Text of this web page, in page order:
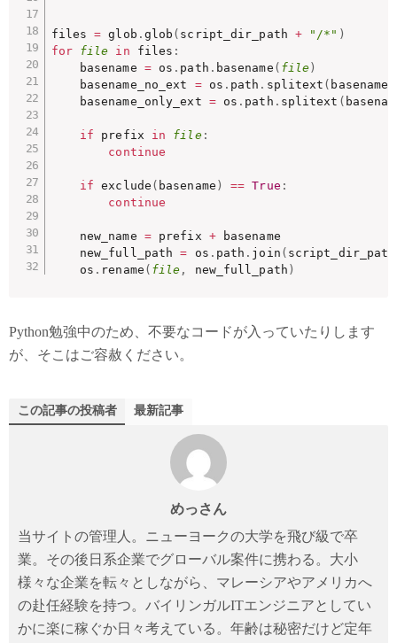
files = glob . glob ( script_dir_path + "/*" )
for
file in files :
    basename
= os . path . basename ( file)
    basename_no_ext
= os . path . splitext ( basename
    basename_only_ext
= os . path . splitext (
if prefix in file:
continue
if exclude ( basename ) == True :
continue
    new_name
= prefix + basename
    new_full_path
= os . path . join ( script_dir_path
    os
. rename ( file , new_full_path )
Python勉強中のため、不要なコードが入っていたりします
が、そこはご容赦ください。
この記事の投稿者 最新記事
めっさん
当サイトの管理人。ニューヨークの大学を飛び級で卒
業。その後日系企業でグローバル案件に携わる。大小
様々な企業を転々としながら、マレーシアやアメリカへ
の赴任経験を持つ。バイリンガルITエンジニアとしてい
かに楽に稼ぐか日々考えている。年齢は秘密だけど定年